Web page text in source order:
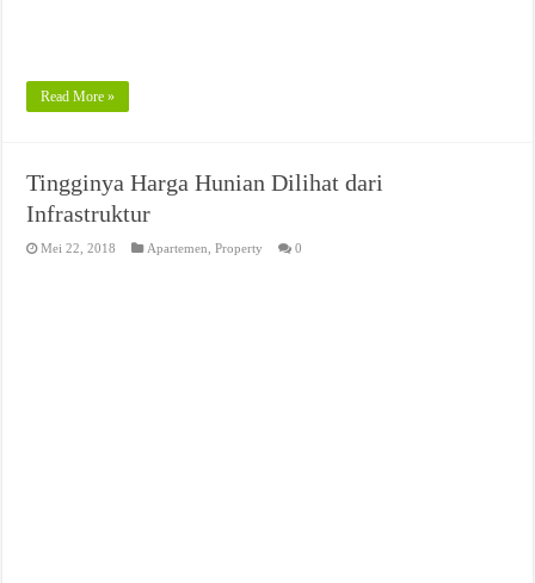
Read More »
Tingginya Harga Hunian Dilihat dari
Infrastruktur
Mei 22, 2018 Apartemen ,Property 0